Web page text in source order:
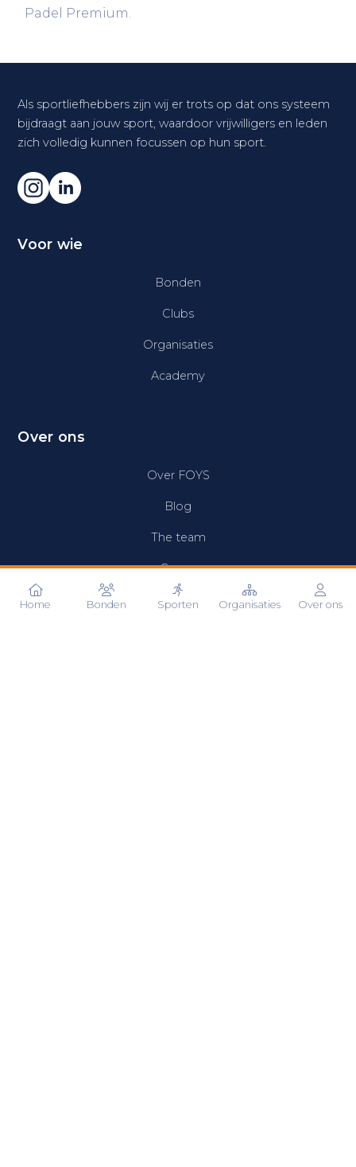
Home Bonden Sporten Organisaties Over ons
Padel Premium.
Als sportliefhebbers zijn wij er trots op dat ons systeem
bijdraagt aan jouw sport, waardoor vrijwilligers en leden
zich volledig kunnen focussen op hun sport.
Voor wie
Bonden
Clubs
Organisaties
Academy
Over ons
Over FOYS
Blog
The team
Career